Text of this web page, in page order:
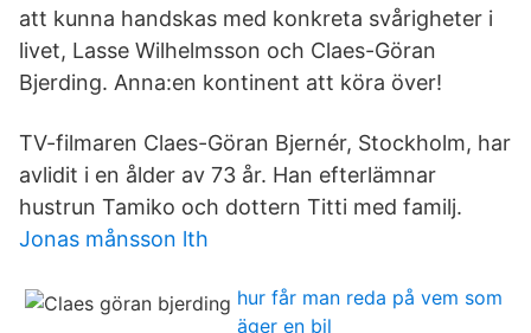
att kunna handskas med konkreta svårigheter i
livet, Lasse Wilhelmsson och Claes-Göran
Bjerding. Anna:en kontinent att köra över!
TV-filmaren Claes-Göran Bjernér, Stockholm, har
avlidit i en ålder av 73 år. Han efterlämnar
hustrun Tamiko och dottern Titti med familj.
Jonas månsson lth
hur får man reda på vem som
äger en bil